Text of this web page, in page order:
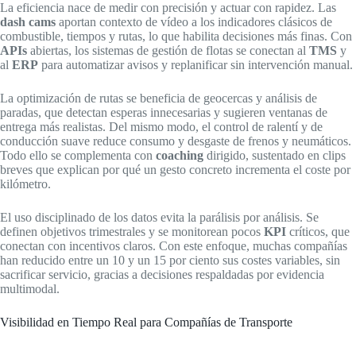
La eficiencia nace de medir con precisión y actuar con rapidez. Las
dash cams aportan contexto de vídeo a los indicadores clásicos de
combustible, tiempos y rutas, lo que habilita decisiones más finas. Con
APIs abiertas, los sistemas de gestión de flotas se conectan al TMS y
al ERP para automatizar avisos y replanificar sin intervención manual.
La optimización de rutas se beneficia de geocercas y análisis de
paradas, que detectan esperas innecesarias y sugieren ventanas de
entrega más realistas. Del mismo modo, el control de ralentí y de
conducción suave reduce consumo y desgaste de frenos y neumáticos.
Todo ello se complementa con coaching dirigido, sustentado en clips
breves que explican por qué un gesto concreto incrementa el coste por
kilómetro.
El uso disciplinado de los datos evita la parálisis por análisis. Se
definen objetivos trimestrales y se monitorean pocos KPI críticos, que
conectan con incentivos claros. Con este enfoque, muchas compañías
han reducido entre un 10 y un 15 por ciento sus costes variables, sin
sacrificar servicio, gracias a decisiones respaldadas por evidencia
multimodal.
Visibilidad en Tiempo Real para Compañías de Transporte